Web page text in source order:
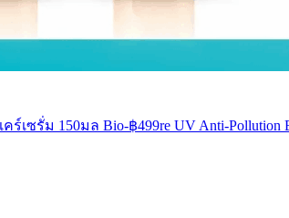
เซรั่ม 150มล Bio-฿499re UV Anti-Pollution